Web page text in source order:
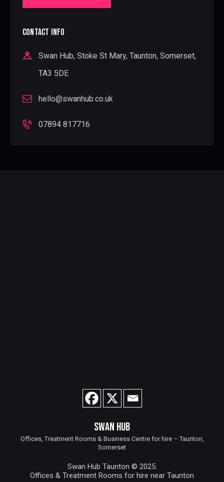
CONTACT INFO
Swan Hub, Stoke St Mary, Taunton, Somerset,
TA3 5DE
hello@swanhub.co.uk
07894 817716
Swan Hub Taunton © 2025.
Offices & Treatment Rooms for hire near Taunton
SWAN HUB
Offices, Treatment Rooms & Business Centre for hire – Taunton,
Somerset